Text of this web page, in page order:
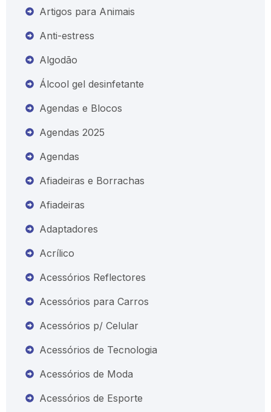
Artigos para Animais
Anti-estress
Algodão
Álcool gel desinfetante
Agendas e Blocos
Agendas 2025
Agendas
Afiadeiras e Borrachas
Afiadeiras
Adaptadores
Acrílico
Acessórios Reflectores
Acessórios para Carros
Acessórios p/ Celular
Acessórios de Tecnologia
Acessórios de Moda
Acessórios de Esporte